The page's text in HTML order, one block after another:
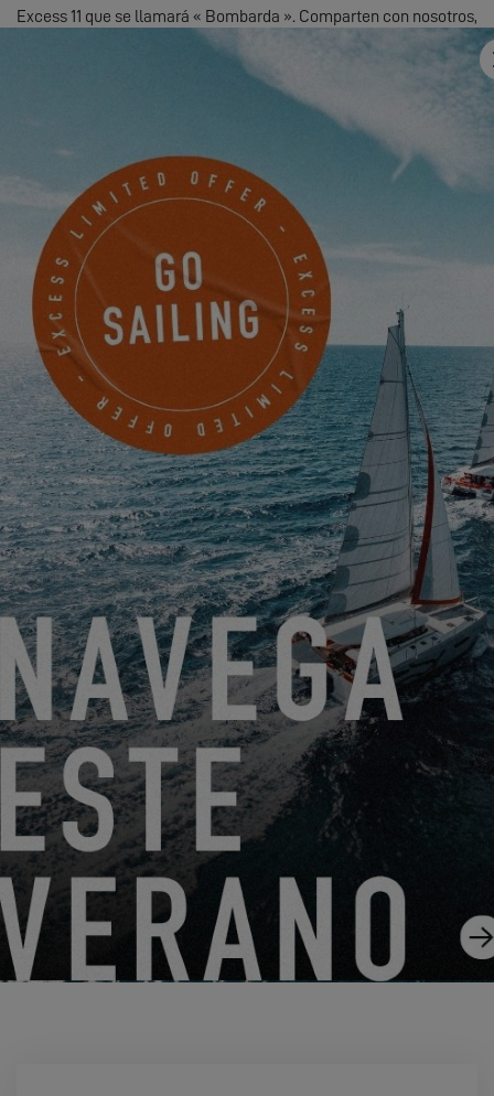
Excess 11 que se llamará « Bombarda ». Comparten con nosotros,
en este vídeo, sus sensaciones, sus proyectos y su experiencia
Para visualizar este vídeo, primero debe
permitir el uso de las cookies de
funcionalidad de nuestro sitio web.
SETTINGS
DESCUBRA EL PACK PULSE LINE
9.7.21
ÚNASE AL EXCESS LAB
17.6.21